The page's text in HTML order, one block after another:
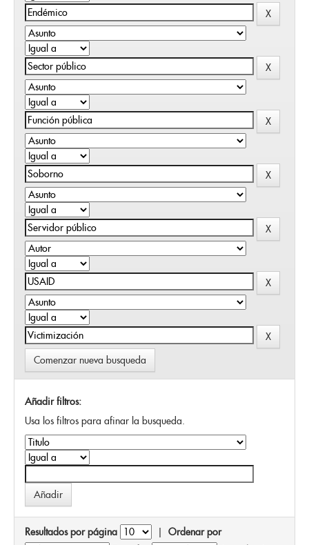
Comenzar nueva busqueda
Añadir filtros:
Usa los filtros para afinar la busqueda.
Resultados por página | Ordenar por